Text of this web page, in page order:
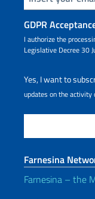
GDPR
I authorize the
Legislative Decree 30
Yes, I want to
updates on the
Farnesina
Farnesina – the